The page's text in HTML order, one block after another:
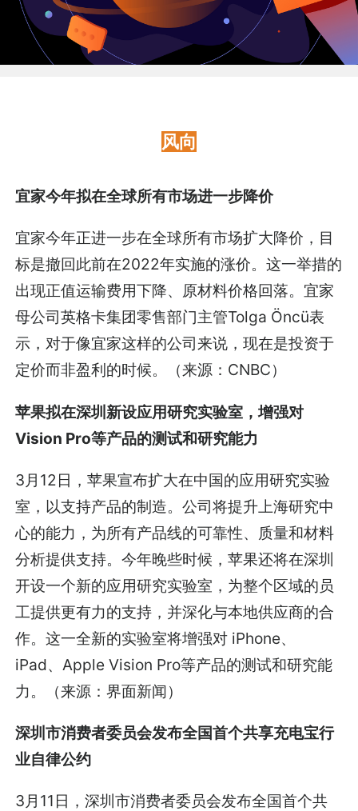
风向
宜家今年拟在全球所有市场进一步降价
宜家今年正进一步在全球所有市场扩大降价，目
标是撤回此前在2022年实施的涨价。这一举措的
出现正值运输费用下降、原材料价格回落。宜家
母公司英格卡集团零售部门主管Tolga Öncü表
示，对于像宜家这样的公司来说，现在是投资于
定价而非盈利的时候。（来源： CNBC）
苹果拟在深圳新设应用研究实验室，增强对
Vision Pro等产品的测试和研究能力
3月12日，苹果宣布扩大在中国的应用研究实验
室，以支持产品的制造。公司将提升上海研究中
心的能力，为所有产品线的可靠性、质量和材料
分析提供支持。今年晚些时候，苹果还将在深圳
开设一个新的应用研究实验室，为整个区域的员
工提供更有力的支持，并深化与本地供应商的合
作。这一全新的实验室将增强对 iPhone、
iPad、Apple Vision Pro等产品的测试和研究能
力。（来源：界面新闻）
深圳市消费者委员会发布全国首个共享充电宝行
业自律公约
3月11日，深圳市消费者委员会发布全国首个共